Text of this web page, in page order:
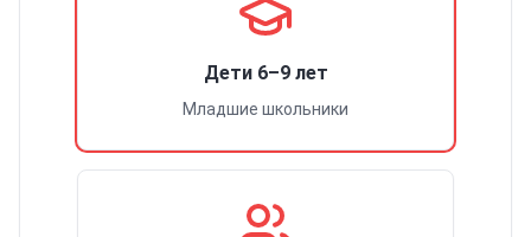
Дети 6–9 лет
Младшие школьники